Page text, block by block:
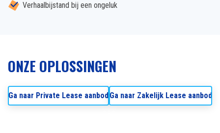
Verhaalbijstand bij een ongeluk
ONZE OPLOSSINGEN
Ga naar Private Lease aanbod Ga naar Zakelijk Lease aanbod